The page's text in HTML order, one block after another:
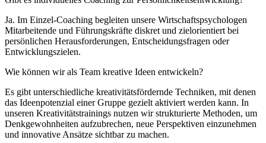
Ja. Im Einzel-Coaching begleiten unsere Wirtschaftspsychologen
Mitarbeitende und Führungskräfte diskret und zielorientiert bei
persönlichen Herausforderungen, Entscheidungsfragen oder
Entwicklungszielen.
Wie können wir als Team kreative Ideen entwickeln?
Es gibt unterschiedliche kreativitätsfördernde Techniken, mit denen
das Ideenpotenzial einer Gruppe gezielt aktiviert werden kann. In
unseren Kreativitätstrainings nutzen wir strukturierte Methoden, um
Denkgewohnheiten aufzubrechen, neue Perspektiven einzunehmen
und innovative Ansätze sichtbar zu machen.